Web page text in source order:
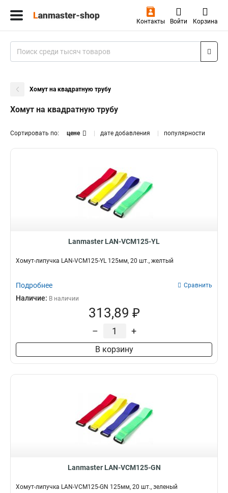
Контакты Войти Корзина
Хомут на квадратную трубу
Хомут на квадратную трубу
Сортировать по: цене дате добавления популярности
Lanmaster LAN-VCM125-YL
Хомут-липучка LAN-VCM125-YL 125мм, 20 шт., желтый
Подробнее Сравнить
Наличие: В наличии
313,89 ₽
– +
В корзину
Lanmaster LAN-VCM125-GN
Хомут-липучка LAN-VCM125-GN 125мм, 20 шт., зеленый